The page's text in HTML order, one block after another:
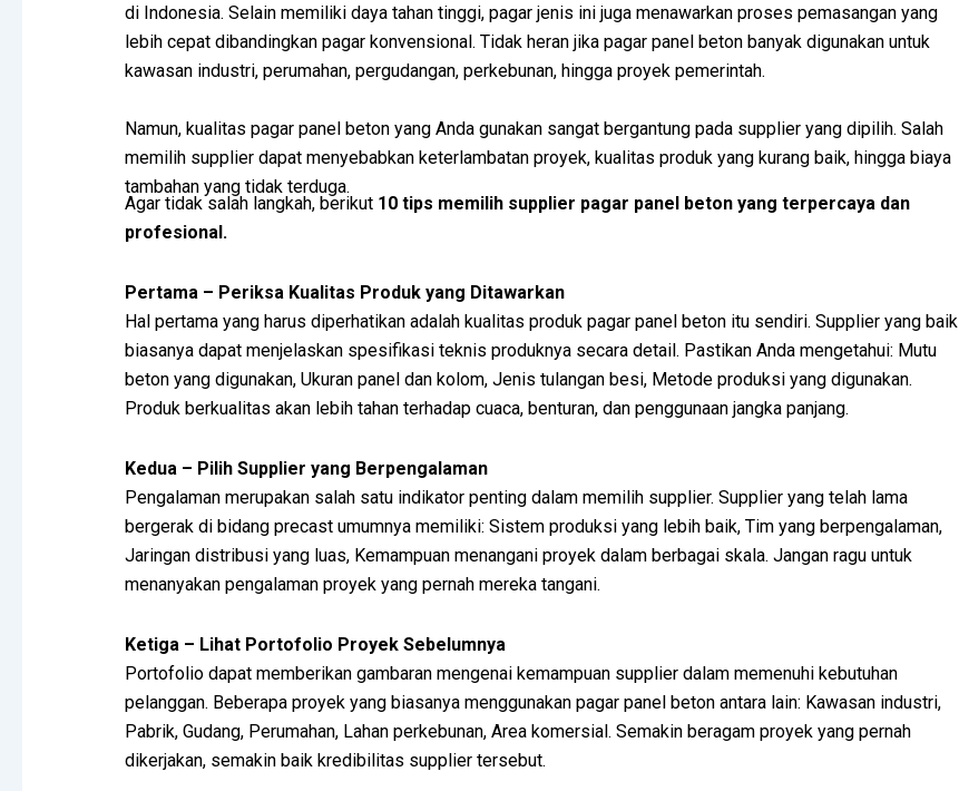
di Indonesia. Selain memiliki daya tahan tinggi, pagar jenis ini juga menawarkan proses pemasangan yang
lebih cepat dibandingkan pagar konvensional. Tidak heran jika pagar panel beton banyak digunakan untuk
kawasan industri, perumahan, pergudangan, perkebunan, hingga proyek pemerintah.
Namun, kualitas pagar panel beton yang Anda gunakan sangat bergantung pada supplier yang dipilih. Salah
memilih supplier dapat menyebabkan keterlambatan proyek, kualitas produk yang kurang baik, hingga biaya
tambahan yang tidak terduga.
Agar tidak salah langkah, berikut 10 tips memilih supplier pagar panel beton yang terpercaya dan
profesional.
Pertama – Periksa Kualitas Produk yang Ditawarkan
Hal pertama yang harus diperhatikan adalah kualitas produk pagar panel beton itu sendiri. Supplier yang baik
biasanya dapat menjelaskan spesifikasi teknis produknya secara detail. Pastikan Anda mengetahui: Mutu
beton yang digunakan, Ukuran panel dan kolom, Jenis tulangan besi, Metode produksi yang digunakan.
Produk berkualitas akan lebih tahan terhadap cuaca, benturan, dan penggunaan jangka panjang.
Kedua – Pilih Supplier yang Berpengalaman
Pengalaman merupakan salah satu indikator penting dalam memilih supplier. Supplier yang telah lama
bergerak di bidang precast umumnya memiliki: Sistem produksi yang lebih baik, Tim yang berpengalaman,
Jaringan distribusi yang luas, Kemampuan menangani proyek dalam berbagai skala. Jangan ragu untuk
menanyakan pengalaman proyek yang pernah mereka tangani.
Ketiga – Lihat Portofolio Proyek Sebelumnya
Portofolio dapat memberikan gambaran mengenai kemampuan supplier dalam memenuhi kebutuhan
pelanggan. Beberapa proyek yang biasanya menggunakan pagar panel beton antara lain: Kawasan industri,
Pabrik, Gudang, Perumahan, Lahan perkebunan, Area komersial. Semakin beragam proyek yang pernah
dikerjakan, semakin baik kredibilitas supplier tersebut.